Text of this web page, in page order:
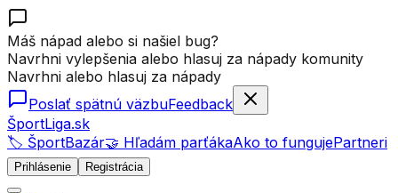
Máš nápad alebo si našiel bug?
Navrhni vylepšenia alebo hlasuj za nápady komunity
Navrhni alebo hlasuj za nápady
Poslať spätnú väzbuFeedback
ŠportLiga.sk
🏷️ ŠportBazár🤝 Hľadám parťákaAko to fungujePartneri
Prihlásenie Registrácia